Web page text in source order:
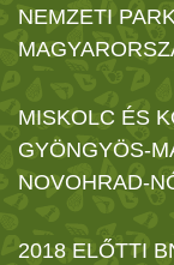
NEMZETI
MISKOLC ÉS
GYÖNGYÖS-
NOVOHRAD-
2018 ELŐTTI